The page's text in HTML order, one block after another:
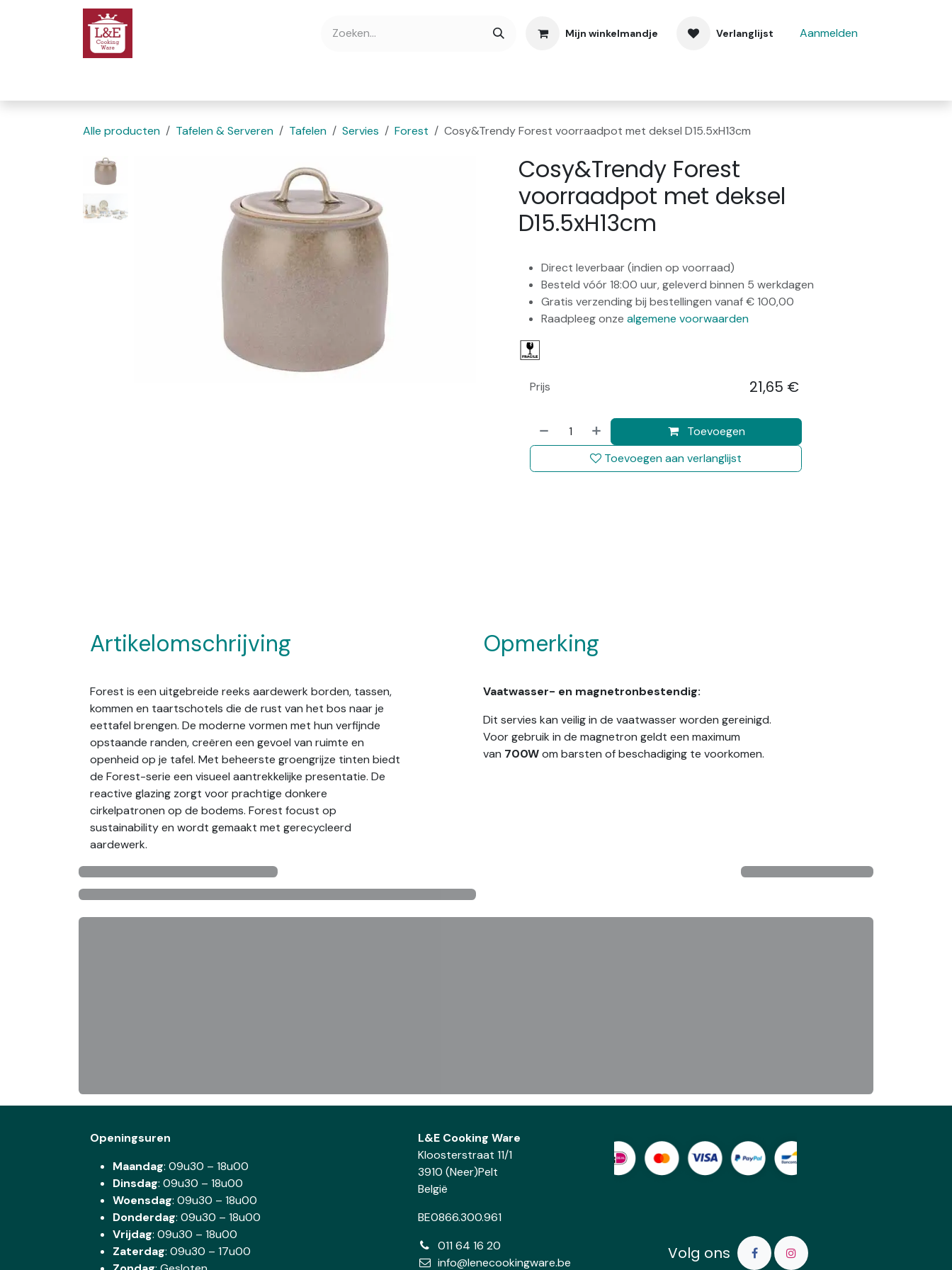
Overslaan naar inhoud
Mijn winkelmandje Verlanglijst Aanmelden
Alle producten Tafelen & Serveren Tafelen Servies Forest Cosy&Trendy Forest voorraadpot met deksel D15.5xH13cm
Cosy&Trendy Forest
voorraadpot met deksel
D15.5xH13cm
Direct leverbaar (indien op voorraad)
Besteld vóór 18:00 uur, geleverd binnen 5 werkdagen
Gratis verzending bij bestellingen vanaf € 100,00
Raadpleeg onze algemene voorwaarden
Toevoegen
Toevoegen aan verlanglijst
Prijs 21,65 €
Artikelomschrijving
Forest is een uitgebreide reeks aardewerk borden, tassen,
kommen en taartschotels die de rust van het bos naar je
eettafel brengen. De moderne vormen met hun verfijnde
opstaande randen, creëren een gevoel van ruimte en
openheid op je tafel. Met beheerste groengrijze tinten biedt
de Forest-serie een visueel aantrekkelijke presentatie. De
reactive glazing zorgt voor prachtige donkere
cirkelpatronen op de bodems. Forest focust op
sustainability en wordt gemaakt met gerecycleerd
aardewerk.
Opmerking
Vaatwasser- en magnetronbestendig:
Dit servies kan veilig in de vaatwasser worden gereinigd.
Voor gebruik in de magnetron geldt een maximum
van 700Wom barsten of beschadiging te voorkomen.
Openingsuren
Maandag: 09u30 – 18u00
Dinsdag: 09u30 – 18u00
Woensdag: 09u30 – 18u00
Donderdag: 09u30 – 18u00
Vrijdag: 09u30 – 18u00
Zaterdag: 09u30 – 17u00
L&E Cooking Ware
Kloosterstraat 11/1
3910 (Neer)Pelt
België
BE0866.300.961
011 64 16 20
info@lenecookingware.be
Volg ons